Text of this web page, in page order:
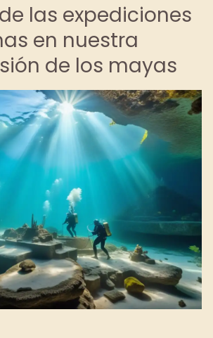
las expediciones
en nuestra
de los mayas